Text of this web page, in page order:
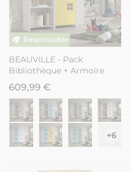
BEAUVILLE - Pack
Bibliothèque + Armoire
Cabane 1 Porte Jaune
609,99 €
+6